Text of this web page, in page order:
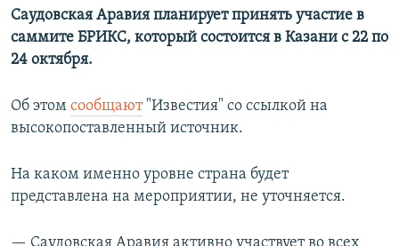
Все сайты РСЕ/РС
Саудовская Аравия планирует принять участие в
саммите БРИКС, который состоится в Казани с 22 по
24 октября.
Об этом сообщают"Известия" со ссылкой на
высокопоставленный источник.
На каком именно уровне страна будет
представлена на мероприятии, не уточняется.